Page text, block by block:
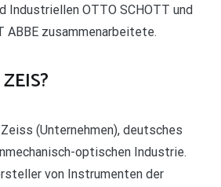
Industriellen OTTO SCHOTT und
ABBE zusammenarbeitete.
(Unternehmen), deutsches
optischen Industrie.
von Instrumenten der